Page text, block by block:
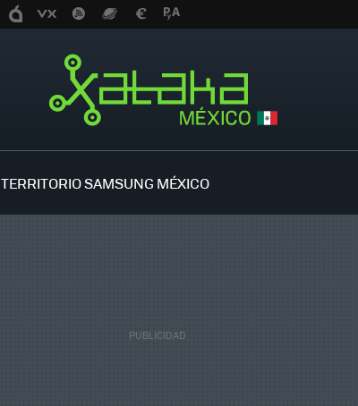
TERRITORIO SAMSUNG MÉXICO